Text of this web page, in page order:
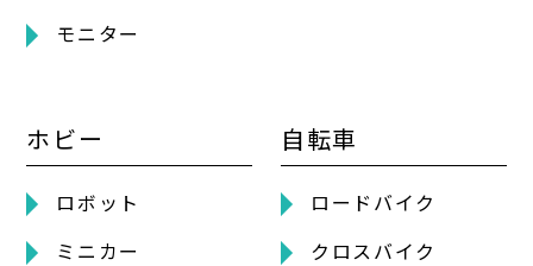
モニター
ホビー
ロボット
ミニカー
自転車
ロードバイク
クロスバイク